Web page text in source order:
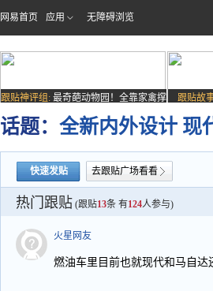
网易首页 应用 无障碍浏览
跟贴神评组: 最奇葩动物园！全靠家禽撑
场子
跟贴故
话题： 全新内外设计 现
快速发贴 去跟贴广场看看
热门跟贴 (跟贴13条 有124人参与)
火星网友
燃油车里目前也就现代和马自达